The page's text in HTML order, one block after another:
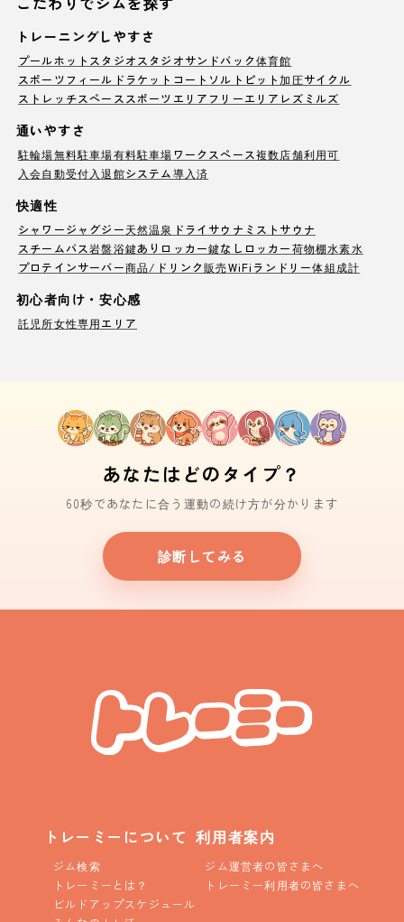
トレーニングしやすさ
プールホットスタジオ スタジオサンドバック体育館
スポーツフィールド ラケットコート ソルトピット加圧サイクル
ストレッチスペース スポーツエリア フリーエリア レズミルズ
通いやすさ
駐輪場無料駐車場有料駐車場ワークスペース複数店舗利用可
入会自動受付 入退館システム導入済
快適性
シャワージャグジー天然温泉 ドライサウナ ミストサウナ
スチームバス岩盤浴鍵ありロッカー鍵なしロッカー荷物棚水素水
プロテインサーバー商品/ドリンク販売WiFi ランドリー体組成計
初心者向け・安心感
託児所女性専用エリア
あなたはどのタイプ？
60秒であなたに合う運動の続け方が分かります
診断してみる
トレーミーについて
ジム検索
トレーミーとは？
ビルドアップスケジュール
利用者案内
ジム運営者の皆さまへ
トレーミー利用者の皆さまへ